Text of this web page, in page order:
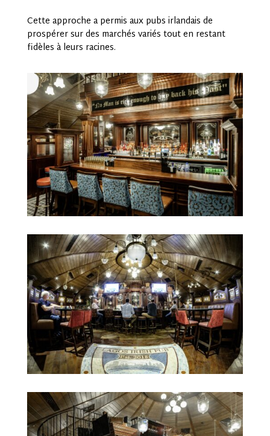
Cette approche a permis aux pubs irlandais de
prospérer sur des marchés variés tout en restant
fidèles à leurs racines.